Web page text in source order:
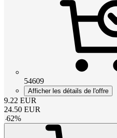
54609
Afficher les détails de l'offre
9.22 EUR
24.50 EUR
-62%